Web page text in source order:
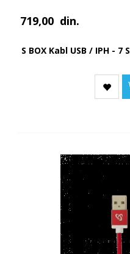
719,00 din.
S BOX Kabl USB / IPH - 7 S